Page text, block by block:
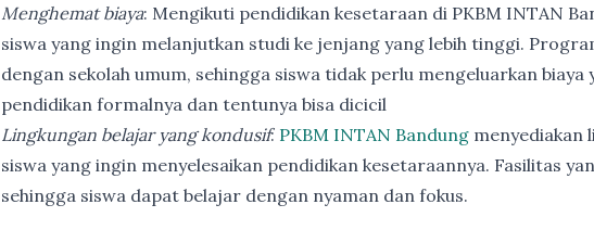
Menghemat biaya: Mengikuti pendidikan kesetaraan di PKBM INTAN
siswa yang ingin melanjutkan studi ke jenjang yang lebih tinggi.
dengan sekolah umum, sehingga siswa tidak perlu mengeluarkan biaya
pendidikan formalnya dan tentunya bisa dicicil
Lingkungan belajar yang kondusif: PKBM INTAN Bandung menyediakan
siswa yang ingin menyelesaikan pendidikan kesetaraannya. Fasilitas
sehingga siswa dapat belajar dengan nyaman dan fokus.